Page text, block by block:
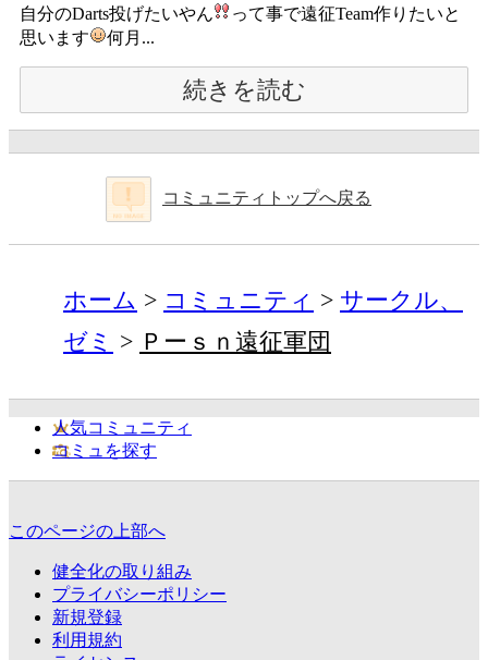
自分のDarts投げたいやん
って事で遠征Team作りたいと
思います
何月...
続きを読む
コミュニティトップへ戻る
ホーム コミュニティ
サークル、
ゼミ
Ｐーｓｎ遠征軍団
人気コミュニティ
コミュを探す
このページの上部へ
健全化の取り組み
プライバシーポリシー
新規登録
利用規約